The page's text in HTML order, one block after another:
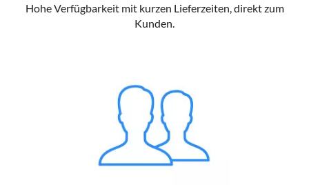
Hohe Verfügbarkeit mit kurzen Lieferzeiten, direkt zum
Kunden.